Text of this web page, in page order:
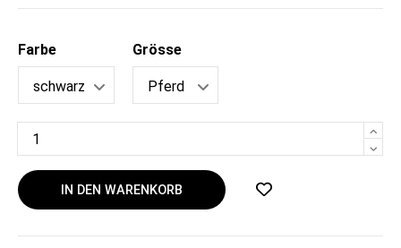
Farbe Grösse
IN DEN WARENKORB